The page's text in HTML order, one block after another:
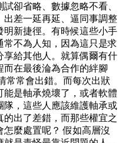
卻省略、數據忽略不看、
差一延再延、逼同事調整
新捷徑。有時候這些小手
不為人知，因為這只是求
給其他人。就算偶爾有什
而在最後淪為合作的絆腳
常常會出錯。而每次出狀
是軸承燒壞了，或者軟體
，這些人應該維護軸承或
出了差錯，而那些權宜之
麼處置呢？ 假如高層沒